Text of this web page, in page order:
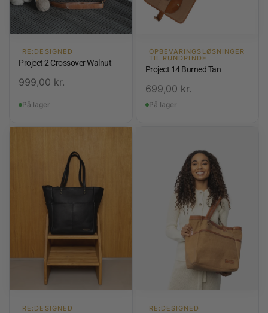
RE:DESIGNED
Project 2 Crossover Walnut
999,00 kr.
På lager
OPBEVARINGSLØSNINGER
TIL RUNDPINDE
Project 14 Burned Tan
699,00 kr.
På lager
RE:DESIGNED RE:DESIGNED